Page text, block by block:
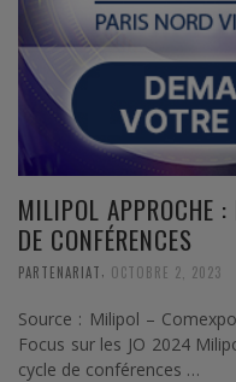
MILIPOL APPROCHE :
DE CONFÉRENCES
PARTENARIAT OCTOBRE 2, 2023
Source : Milipol –
Focus sur les JO 2024
cycle de conférences …